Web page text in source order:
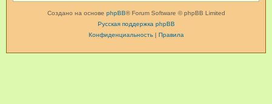
Создано на основе phpBB® Forum Software © phpBB Limited
Русская поддержка phpBB
Конфиденциальность| Правила